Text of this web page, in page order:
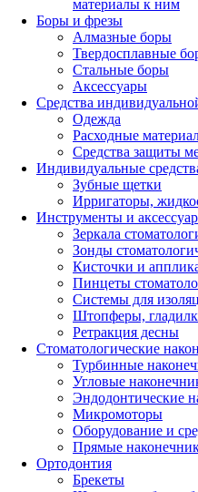
материалы к ним
Боры и фрезы
Алмазные боры
Твердосплавные
Стальные боры
Аксессуары
Средства
Одежда
Расходные
Средства защиты
Индивидуальные
Зубные щетки
Ирригаторы,
Инструменты и
Зеркала
Зонды
Кисточки и
Пинцеты
Системы для
Штопферы,
Ретракция десны
Стоматологические
Турбинные
Угловые
Эндодонтические
Микромоторы
Оборудование и
Прямые
Ортодонтия
Брекеты